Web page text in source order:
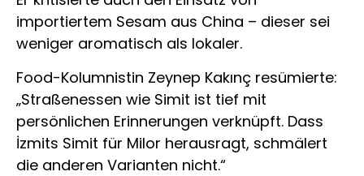
importiertem Sesam aus China – dieser sei
weniger aromatisch als lokaler.
Food-Kolumnistin Zeynep Kakınç resümierte:
„Straßenessen wie Simit ist tief mit
persönlichen Erinnerungen verknüpft. Dass
İzmits Simit für Milor herausragt, schmälert
die anderen Varianten nicht.“